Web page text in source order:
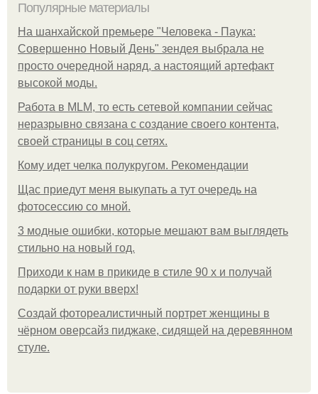
Популярные материалы
На шанхайской премьере "Человека - Паука:
Совершенно Новый День" зендея выбрала не
просто очередной наряд, а настоящий артефакт
высокой моды.
Работа в MLM, то есть сетевой компании сейчас
неразрывно связана с создание своего контента,
своей страницы в соц сетях.
Кому идет челка полукругом. Рекомендации
Щас приедут меня выкупать а тут очередь на
фотосессию со мной.
3 модные ошибки, которые мешают вам выглядеть
стильно на новый год.
Приходи к нам в прикиде в стиле 90 х и получай
подарки от руки вверх!
Создай фотореалистичный портрет женщины в
чёрном оверсайз пиджаке, сидящей на деревянном
стуле.